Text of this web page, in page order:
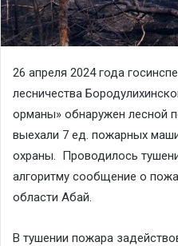
26 апреля 2024 года
лесничества
орманы» обнаружен лесной
выехали 7 ед. пожарных
охраны. Проводилось
алгоритму сообщение о
области Абай.
В тушении пожара